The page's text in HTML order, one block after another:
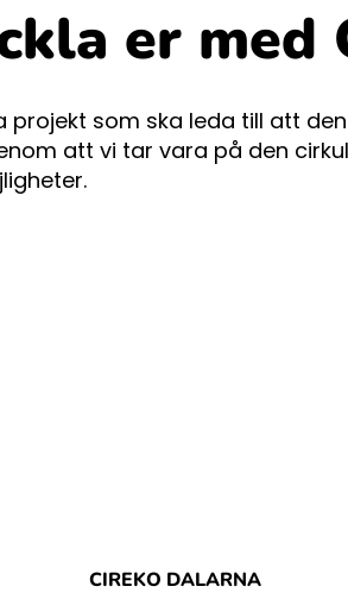
er med
projekt som ska leda till att
att vi tar vara på den
CIREKO DALARNA